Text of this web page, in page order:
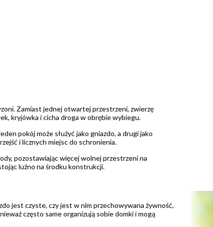
Zamiast jednej otwartej przestrzeni, zwierzę
kryjówka i cicha droga w obrębie wybiegu.
pokój może służyć jako gniazdo, a drugi jako
i licznych miejsc do schronienia.
pozostawiając więcej wolnej przestrzeni na
luźno na środku konstrukcji.
jest czyste, czy jest w nim przechowywana żywność,
często same organizują sobie domki i mogą